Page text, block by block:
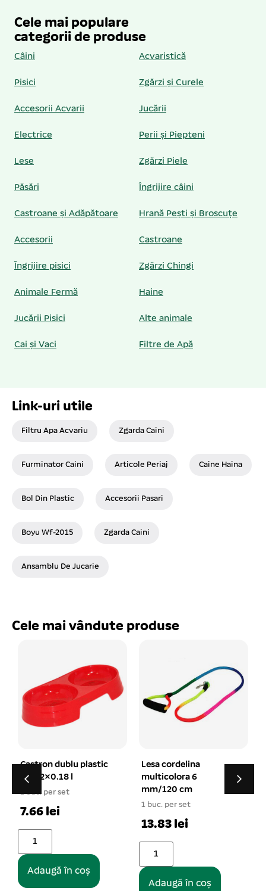
Cele mai populare
categorii de produse
Câini Acvaristică
Pisici Zgărzi și Curele
Accesorii Acvarii Jucării
Electrice Perii și Piepteni
Lese Zgărzi Piele
Păsări Îngrijire câini
Castroane și Adăpătoare Hrană Pești și Broscuțe
Accesorii Castroane
Îngrijire pisici Zgărzi Chingi
Animale Fermă Haine
Jucării Pisici Alte animale
Cai și Vaci Filtre de Apă
Link-uri utile
Filtru Apa Acvariu Zgarda Caini
Furminator Caini Articole Periaj Caine Haina
Bol Din Plastic Accesorii Pasari
Boyu Wf-2015 Zgarda Caini
Ansamblu De Jucarie
Cele mai vândute produse
Lesa cordelina
multicolora 6
mm/120 cm
1 buc. per set
Adaugă în coș
Zgarda piele
reflectorizanta cu
oscioară 1.5×36 cm
Pentru